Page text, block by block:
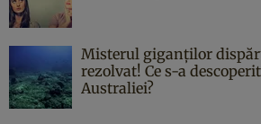
Misterul giganților
rezolvat! Ce s-a
Australiei?